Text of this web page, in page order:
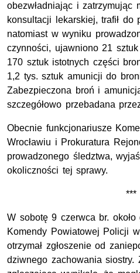
obezwładniając i zatrzymując
konsultacji lekarskiej, trafił do
natomiast w wyniku
czynności, ujawniono 21
170 sztuk istotnych części
1,2 tys. sztuk amunicji do
Zabezpieczona broń i
szczegółowo przebadana
Obecnie funkcjonariusze
Wrocławiu i Prokuratura
prowadzonego śledztwa,
okoliczności tej sprawy.
***
W sobotę 9 czerwca br.
Komendy Powiatowej Policji
otrzymał zgłoszenie od
dziwnego zachowania siostry.